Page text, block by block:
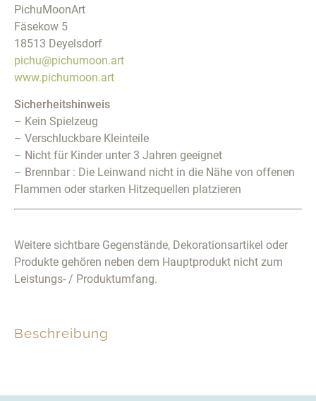
Beschreibung
PichuMoonArt
Fäsekow 5
18513 Deyelsdorf
pichu@pichumoon.art
www.pichumoon.art
Sicherheitshinweis
– Kein Spielzeug
– Verschluckbare Kleinteile
– Nicht für Kinder unter 3 Jahren geeignet
– Brennbar : Die Leinwand nicht in die Nähe von offenen
Flammen oder starken Hitzequellen platzieren
Weitere sichtbare Gegenstände, Dekorationsartikel oder
Produkte gehören neben dem Hauptprodukt nicht zum
Leistungs- / Produktumfang.